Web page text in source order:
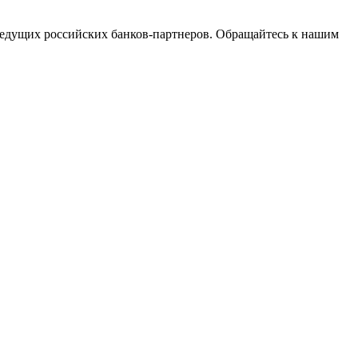
российских банков-партнеров. Обращайтесь к нашим